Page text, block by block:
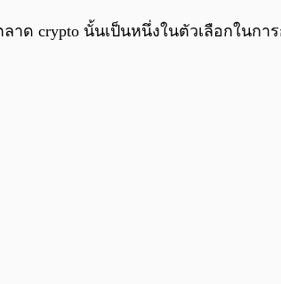
ด crypto นั้นเป็นหนึ่งในตัวเลือกในกา